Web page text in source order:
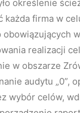
określenie
każda firma w
obowiązujących
realizacji
w obszarze
audytu „0”,
wybór celów,